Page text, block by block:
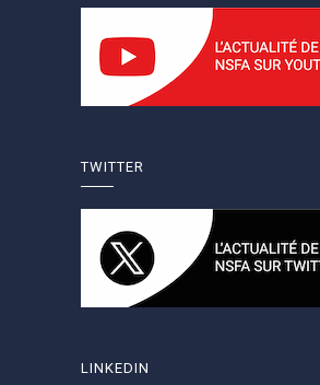
TWITTER
LINKEDIN